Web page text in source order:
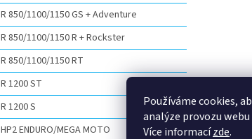
Používáme cookies,
analýze provozu
Více informacízde.
R 850/1100/1150 GS + Adventure
R 850/1100/1150 R + Rockster
R 850/1100/1150 RT
R 1200 ST
R 1200 S
HP2 ENDURO/MEGA MOTO